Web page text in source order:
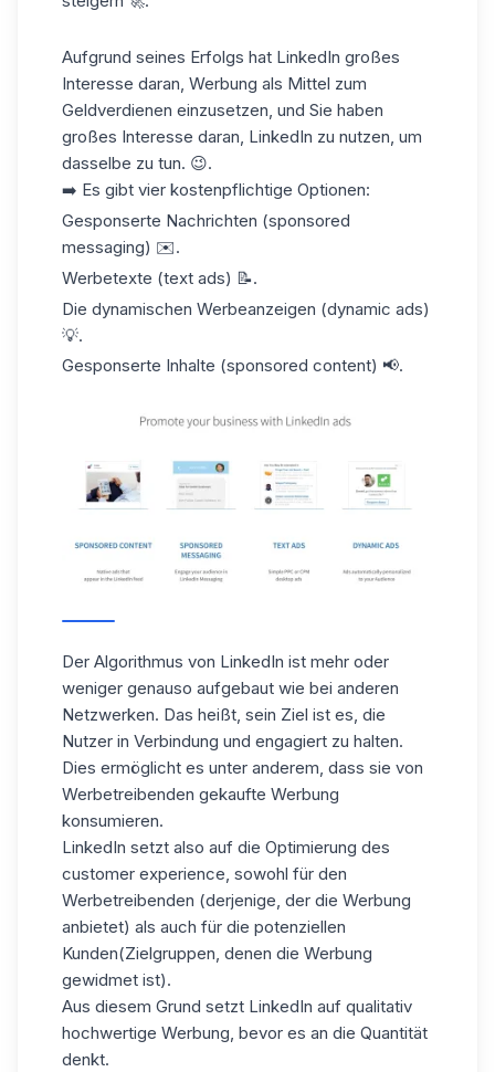
Aufgrund seines Erfolgs hat LinkedIn großes
Interesse daran, Werbung als Mittel zum
Geldverdienen einzusetzen, und Sie haben
großes Interesse daran, LinkedIn zu nutzen, um
dasselbe zu tun. 😉.
➡️ Es gibt vier kostenpflichtige Optionen:
Gesponserte Nachrichten (sponsored
messaging) ✉️.
Werbetexte (text ads) 📝.
Die dynamischen Werbeanzeigen (dynamic ads)
💡.
Gesponserte Inhalte (sponsored content) 📢.
Der Algorithmus von LinkedIn ist mehr oder
weniger genauso aufgebaut wie bei anderen
Netzwerken. Das heißt, sein Ziel ist es, die
Nutzer in Verbindung und engagiert zu halten.
Dies ermöglicht es unter anderem, dass sie von
Werbetreibenden gekaufte Werbung
konsumieren.
LinkedIn setzt also auf die Optimierung des
customer experience, sowohl für den
Werbetreibenden (derjenige, der die Werbung
anbietet) als auch für die potenziellen
Kunden(Zielgruppen, denen die Werbung
gewidmet ist).
Aus diesem Grund setzt LinkedIn auf qualitativ
hochwertige Werbung, bevor es an die Quantität
denkt.